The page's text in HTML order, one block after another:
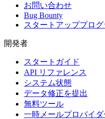
お問い合わせ
Bug Bounty
スタートアッププログ
開発者
スタートガイド
API リファレンス
システム状態
データ修正を提出
無料ツール
一時メールプロバイダ